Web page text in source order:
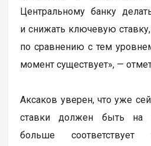
Центральному банку
и снижать ключевую
по сравнению с тем
момент существует», —
Аксаков уверен, что уже
ставки должен быть на
больше соответствует